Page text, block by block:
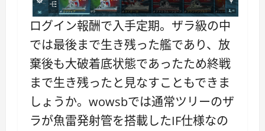
ログイン報酬で入手定期。ザラ級の中
では最後まで生き残った艦であり、放
棄後も大破着底状態であったため終戦
まで生き残ったと見なすこともできま
しょうか。wowsbでは通常ツリーのザ
ラが魚雷発射管を搭載したIF仕様なの